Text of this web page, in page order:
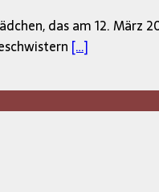
das am 12.
[…]